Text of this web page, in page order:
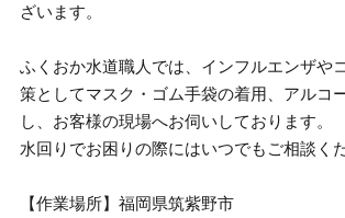
ざいます。
ふくおか水道職人では、インフルエンザや
策としてマスク・ゴム手袋の着用、アルコ
し、お客様の現場へお伺いしております。
水回りでお困りの際にはいつでもご相談く
【作業場所】福岡県筑紫野市